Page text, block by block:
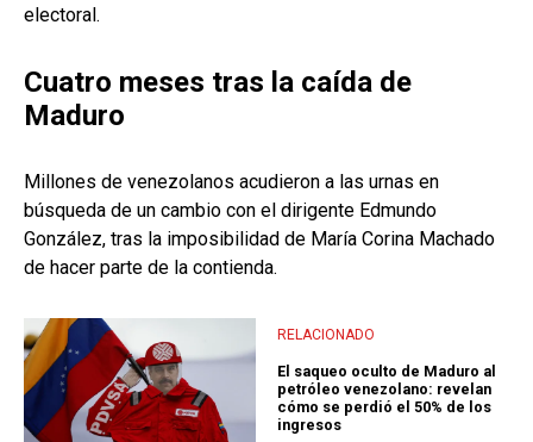
electoral.
Cuatro meses tras la caída de
Maduro
Millones de venezolanos acudieron a las urnas en
búsqueda de un cambio con el dirigente Edmundo
González, tras la imposibilidad de María Corina Machado
de hacer parte de la contienda.
RELACIONADO
El saqueo oculto de Maduro al
petróleo venezolano: revelan
cómo se perdió el 50% de los
ingresos